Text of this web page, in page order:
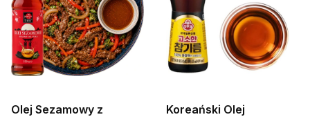
Olej Sezamowy z
Koreański Olej